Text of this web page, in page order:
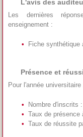
L'avis des
Les dernières
enseignement :
Fiche synthétique
Présence et
Pour l'année universitaire
Nombre d'inscrits
Taux de présence
Taux de réussite